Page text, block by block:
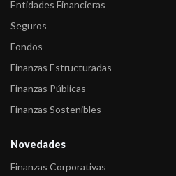
Entidades Financieras
Seguros
Fondos
Finanzas Estructuradas
Finanzas Públicas
Finanzas Sostenibles
Novedades
Finanzas Corporativas